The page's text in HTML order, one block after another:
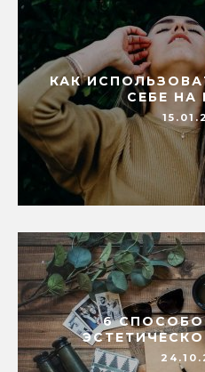
КАК
СЕБЕ НА
6